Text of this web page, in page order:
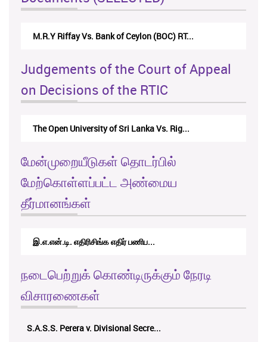
M.R.Y Riffay Vs. Bank of Ceylon (BOC) RT...
Judgements of the Court of Appeal
on Decisions of the RTIC
The Open University of Sri Lanka Vs. Rig...
மேன்முறையீடுகள் தொடர்பில்
மேற்கொள்ளப்பட்ட அண்மைய
தீர்மானங்கள்
இ.எ.என்.டி. எதிரிசிங்க எதிர் பணிப...
நடைபெற்றுக் கொண்டிருக்கும் நேரடி
விசாரணைகள்
S.A.S.S. Perera v. Divisional Secre...